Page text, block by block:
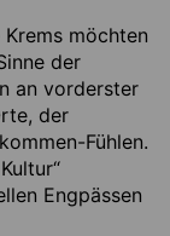
möchten
der
an vorderster
der
Fühlen.
Engpässen